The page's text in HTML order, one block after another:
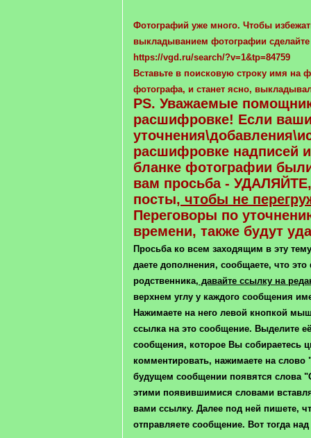
Фотографий уже много. Чтобы
выкладыванием фотографии
https://vgd.ru/search/?v=1&tp=84759
Вставьте в поисковую строку имя
фотографа, и станет ясно,
PS. Уважаемые
расшифровке! Если
расшифровке надписей
бланке фотографии
вам просьба -
посты, чтобы не
Переговоры по
времени, также будут
Просьба ко всем заходящим в эту
даете дополнения, сообщаете, что
родственника, давайте ссылку на
верхнем углу у каждого сообщения
Нажимаете на него левой кнопкой
ссылка на это сообщение. Выделите
сообщения, которое Вы собираетесь
комментировать, нажимаете на слово
будущем сообщении появятся слова
этими появившимися словами
вами ссылку. Далее под ней пишете,
отправляете сообщение. Вот тогда